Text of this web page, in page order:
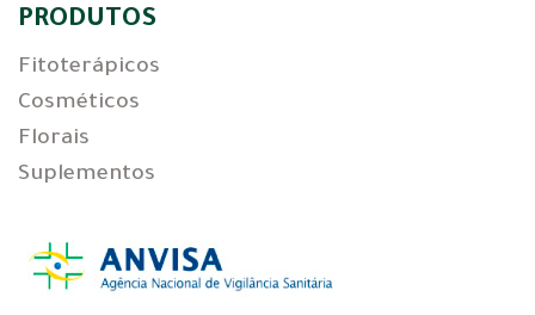
PRODUTOS
Fitoterápicos
Cosméticos
Florais
Suplementos